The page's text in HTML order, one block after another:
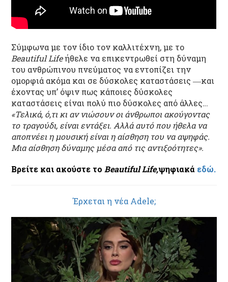
Σύμφωνα με τον ίδιο τον καλλιτέχνη, με το
Beautiful Lifeήθελε να επικεντρωθεί στη δύναμη
του ανθρώπινου πνεύματος να εντοπίζει την
ομορφιά ακόμα και σε δύσκολες καταστάσεις ―και
έχοντας υπ’ όψιν πως κάποιες δύσκολες
καταστάσεις είναι πολύ πιο δύσκολες από άλλες…
«Τελικά, ό,τι κι αν νιώσουν οι άνθρωποι ακούγοντας
το τραγούδι, είναι εντάξει. Αλλά αυτό που ήθελα να
αποπνέει η μουσική είναι η αίσθηση του να αψηφάς.
Μια αίσθηση δύναμης μέσα από τις αντιξοότητες».
Βρείτε και ακούστε το Beautiful Life,ψηφιακά εδώ.
Έρχεται η νέα Adele;